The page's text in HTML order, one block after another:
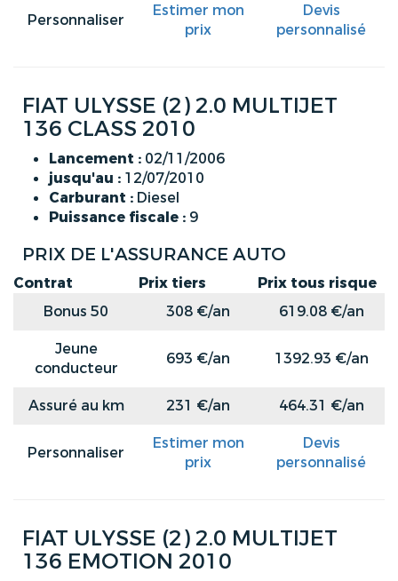
Personnaliser
Estimer mon
prix
Devis
personnalisé
FIAT ULYSSE (2) 2.0 MULTIJET
136 CLASS 2010
Lancement : 02/11/2006
jusqu'au : 12/07/2010
Carburant : Diesel
Puissance fiscale : 9
PRIX DE L'ASSURANCE AUTO
Contrat Prix tiers
Prix tous risque
Bonus 50
308 €/an
619.08 €/an
Jeune
conducteur
693 €/an 1392.93 €/an
Assuré au km 231 €/an 464.31 €/an
Personnaliser
Estimer mon
prix
Devis
personnalisé
FIAT ULYSSE (2) 2.0 MULTIJET
136 EMOTION 2010